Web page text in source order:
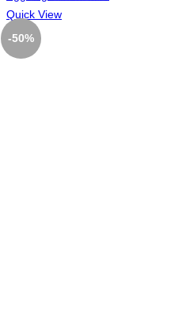
Quick View
-50%